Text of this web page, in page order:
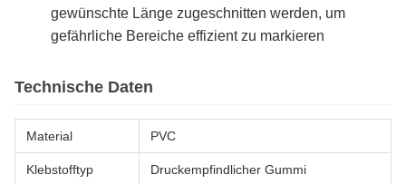
gewünschte Länge zugeschnitten werden, um
gefährliche Bereiche effizient zu markieren
Technische Daten
Material PVC
Klebstofftyp Druckempfindlicher Gummi